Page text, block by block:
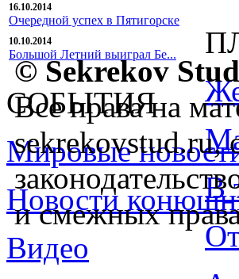
16.10.2014
Очередной успех в Пятигорске
10.10.2014
Большой Летний выиграл Бе...
СОБЫТИЯ
Мировые
Новости
Видео
В
© Sekrekov
Все права на
sekrekovstud.ru,
и смежных